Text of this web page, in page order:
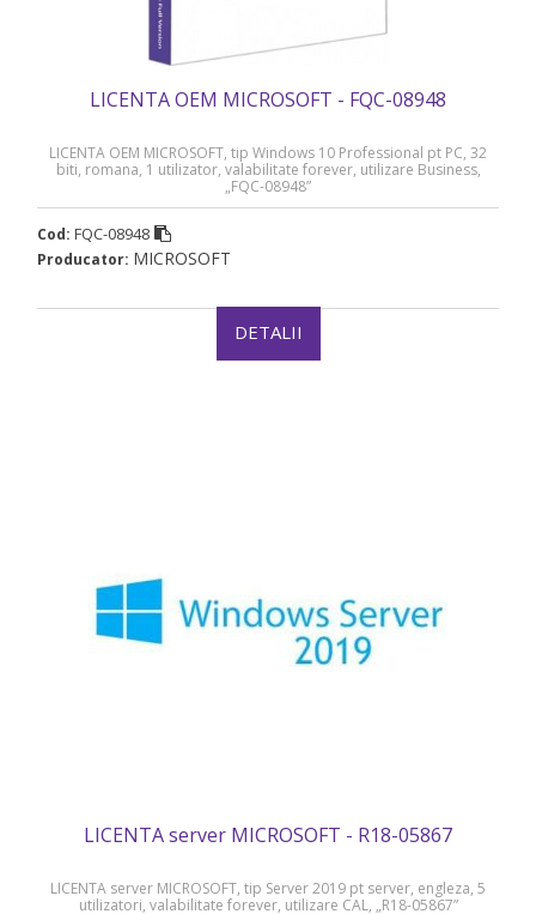
LICENTA OEM MICROSOFT - FQC-08948
LICENTA OEM MICROSOFT, tip Windows 10 Professional pt PC, 32
biti, romana, 1 utilizator, valabilitate forever, utilizare Business,
„FQC-08948”
Cod: FQC-08948
Producator: MICROSOFT
DETALII
LICENTA server MICROSOFT - R18-05867
LICENTA server MICROSOFT, tip Server 2019 pt server, engleza, 5
utilizatori, valabilitate forever, utilizare CAL, „R18-05867”